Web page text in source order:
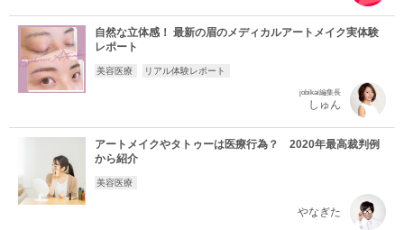
自然な立体感！ 最新の眉のメディカルアートメイク実体験
レポート
美容医療 リアル体験レポート
jobikai編集長
しゅん
アートメイクやタトゥーは医療行為？ 2020年最高裁判例
から紹介
美容医療
やなぎた